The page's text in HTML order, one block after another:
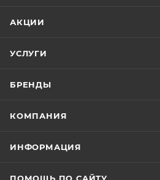
АКЦИИ
УСЛУГИ
БРЕНДЫ
КОМПАНИЯ
ИНФОРМАЦИЯ